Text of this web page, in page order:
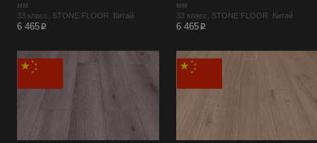
мм
33 класс, STONE FLOOR Китай
6 465p
мм
33 класс, STONE FLOOR Китай
6 465p